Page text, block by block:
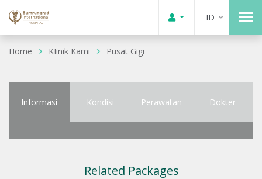
ID
Home KIinik Kami Pusat Gigi
Informasi Kondisi Perawatan Dokter
Related Packages